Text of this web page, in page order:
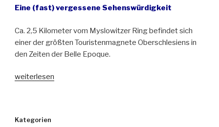
Eine (fast) vergessene Sehenswürdigkeit
Ca. 2,5 Kilometer vom Myslowitzer Ring befindet sich
einer der größten Touristenmagnete Oberschlesiens in
den Zeiten der Belle Epoque.
„Dreikaisereck
weiterlesen
Kategorien